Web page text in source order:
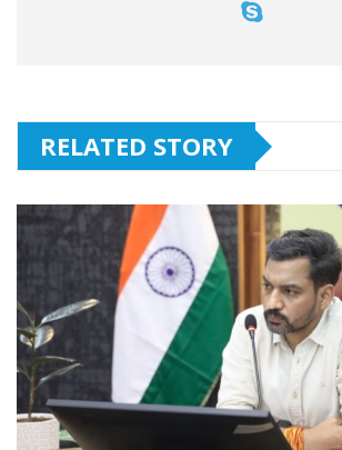
RELATED STORY